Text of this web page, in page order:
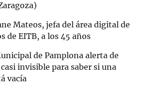
Mateos, jefa del área digital de
de EITB, a los 45 años
de Pamplona alerta de
invisible para saber si una
vacía